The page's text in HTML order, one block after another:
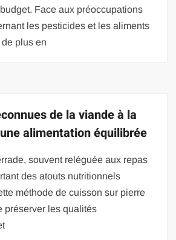
Face aux préoccupations
les pesticides et les aliments
plus en
de la viande à la
alimentation équilibrée
souvent reléguée aux repas
des atouts nutritionnels
méthode de cuisson sur pierre
préserver les qualités